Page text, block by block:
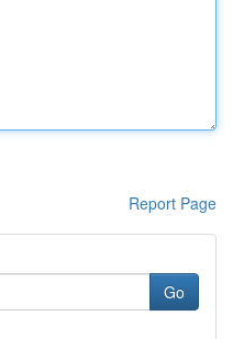
Report Page
Go